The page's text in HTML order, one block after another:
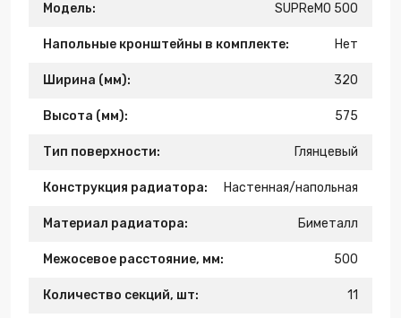
Модель: SUPReMO 500
Напольные кронштейны в комплекте: Нет
Ширина (мм): 320
Высота (мм): 575
Тип поверхности: Глянцевый
Конструкция радиатора: Настенная/напольная
Материал радиатора: Биметалл
Межосевое расстояние, мм: 500
Количество секций, шт: 11